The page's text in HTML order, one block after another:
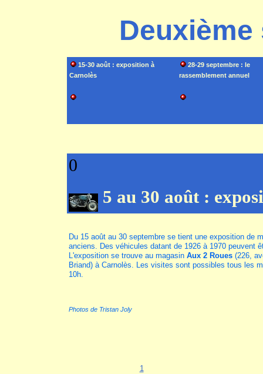
Deuxième
15-30 août : exposition à
Carnolès
28-29 septembre : le
rassemblement annuel
0
5 au 30 août :
Du 15 août au 30 septembre se tient une exposition de
anciens. Des véhicules datant de 1926 à 1970 peuvent
L'exposition se trouve au magasin Aux 2 Roues (226,
Briand) à Carnolès. Les visites sont possibles tous les
10h.
Photos de Tristan Joly
1